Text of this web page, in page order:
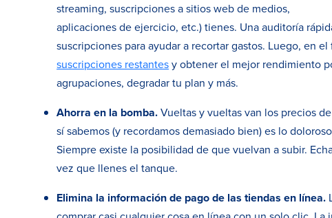
streaming, suscripciones a sitios web de medios,
aplicaciones de ejercicio, etc.) tienes. Una auditoría
suscripciones para ayudar a recortar gastos. Luego, en
suscripciones restantesy obtener el mejor rendimiento
agrupaciones, degradar tu plan y más.
Ahorra en la bomba.Vueltas y vueltas van los precios
sí sabemos (y recordamos demasiado bien) es lo
Siempre existe la posibilidad de que vuelvan a subir.
vez que llenes el tanque.
Elimina la información de pago de las tiendas en línea.